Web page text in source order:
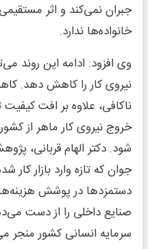
جبران نمی‌کند و اثر
خانواده‌ها ندارد.
وی افزود: ادامه این روند
نیروی کار را کاهش دهد.
ناکافی، علاوه بر افت
خروج نیروی کار ماهر از
شود. دکتر الهام قربانی،
جوان که تازه وارد بازار
دستمزدها در پوشش
صنایع داخلی را از دست
سرمایه انسانی کشور منجر